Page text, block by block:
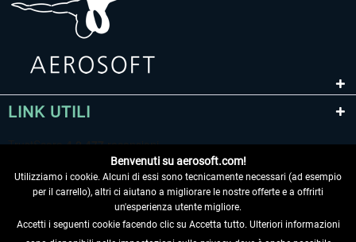
LINK UTILI
Benvenuti su aerosoft.com!
Utilizziamo i cookie. Alcuni di essi sono tecnicamente necessari (ad esempio
per il carrello), altri ci aiutano a migliorare le nostre offerte e a offrirti
un'esperienza utente migliore.
Accetti i seguenti cookie facendo clic su Accetta tutto. Ulteriori informazioni